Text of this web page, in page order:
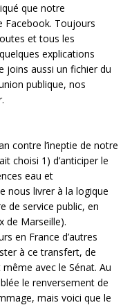
que notre
Facebook. Toujours
et tous les
explications
joins aussi un fichier du
publique, nos
contre l’ineptie de notre
choisi 1) d’anticiper le
eau et
nous livrer à la logique
de service public, en
de Marseille).
en France d’autres
à ce transfert, de
avec le Sénat. Au
le renversement de
mais voici que le